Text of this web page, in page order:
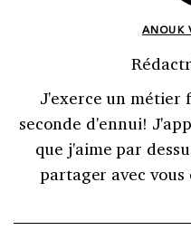
ANOUK
J'exerce un métier
seconde d'ennui!
que j'aime par
partager avec vous